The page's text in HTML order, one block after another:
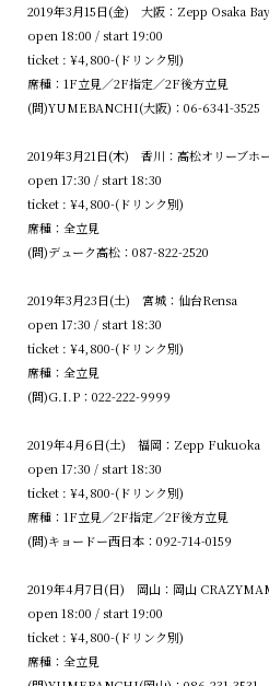
2019年3月15日(金) 大阪：Zepp Osaka
open 18:00 / start 19:00
ticket : ¥4,800-(ドリンク別)
席種：1F立見／2F指定／2F後方立見
(問)YUMEBANCHI(大阪)：06-6341-3525
2019年3月21日(木) 香川：高松オリーブホ
open 17:30 / start 18:30
ticket : ¥4,800-(ドリンク別)
席種：全立見
(問)デューク高松：087-822-2520
2019年3月23日(土) 宮城：仙台Rensa
open 17:30 / start 18:30
ticket : ¥4,800-(ドリンク別)
席種：全立見
(問)G.I.P：022-222-9999
2019年4月6日(土) 福岡：Zepp Fukuoka
open 17:30 / start 18:30
ticket : ¥4,800-(ドリンク別)
席種：1F立見／2F指定／2F後方立見
(問)キョードー西日本：092-714-0159
2019年4月7日(日) 岡山：岡山
open 18:00 / start 19:00
ticket : ¥4,800-(ドリンク別)
席種：全立見